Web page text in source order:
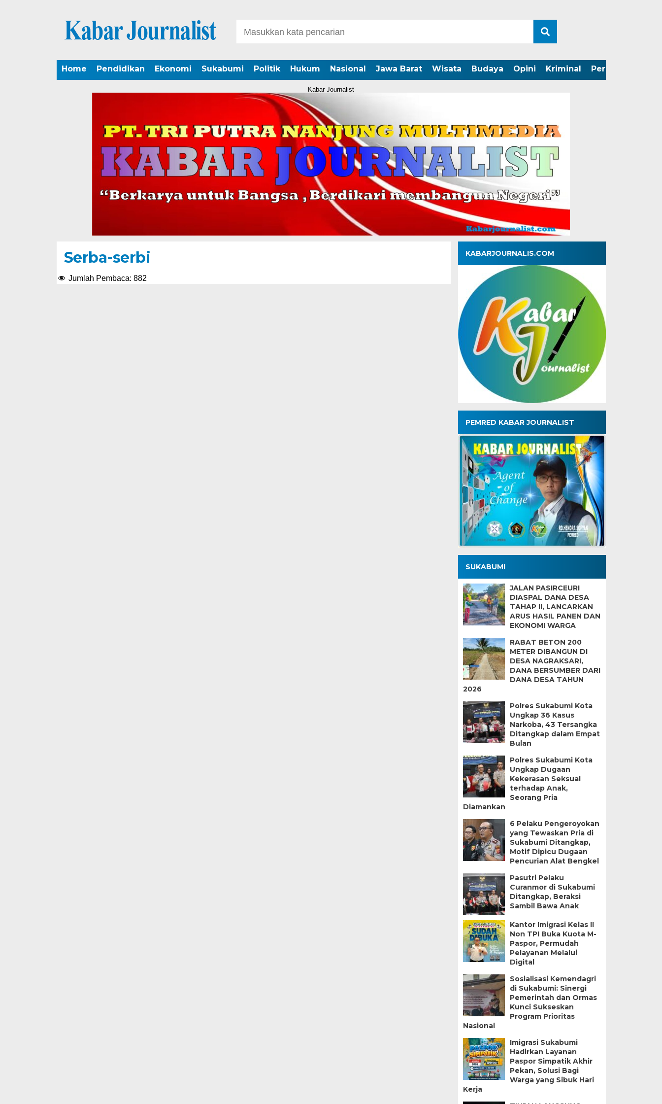
Home Pendidikan Ekonomi Sukabumi Politik Hukum Nasional Jawa Barat Wisata Budaya Opini Kriminal Peristiwa
Kabar Journalist
Serba-serbi
Jumlah Pembaca: 882
KABARJOURNALIS.COM
PEMRED KABAR JOURNALIST
SUKABUMI
JALAN PASIRCEURI
DIASPAL DANA DESA
TAHAP II, LANCARKAN
ARUS HASIL PANEN DAN
EKONOMI WARGA
RABAT BETON 200
METER DIBANGUN DI
DESA NAGRAKSARI,
DANA BERSUMBER DARI
DANA DESA TAHUN
2026
Polres Sukabumi Kota
Ungkap 36 Kasus
Narkoba, 43 Tersangka
Ditangkap dalam Empat
Bulan
Polres Sukabumi Kota
Ungkap Dugaan
Kekerasan Seksual
terhadap Anak,
Seorang Pria
Diamankan
6 Pelaku Pengeroyokan
yang Tewaskan Pria di
Sukabumi Ditangkap,
Motif Dipicu Dugaan
Pencurian Alat Bengkel
Pasutri Pelaku
Curanmor di Sukabumi
Ditangkap, Beraksi
Sambil Bawa Anak
Kantor Imigrasi Kelas II
Non TPI Buka Kuota M-
Paspor, Permudah
Pelayanan Melalui
Digital
Sosialisasi Kemendagri
di Sukabumi: Sinergi
Pemerintah dan Ormas
Kunci Sukseskan
Program Prioritas
Nasional
Imigrasi Sukabumi
Hadirkan Layanan
Paspor Simpatik Akhir
Pekan, Solusi Bagi
Warga yang Sibuk Hari
Kerja